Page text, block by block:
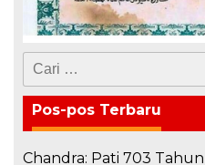
Cari
untuk:
Pos-pos Terbaru
Chandra: Pati 703